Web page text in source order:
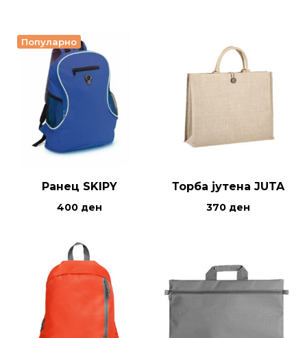
Популарно
Ранец SKIPY
400 ден
Торба јутена JUTA
370 ден